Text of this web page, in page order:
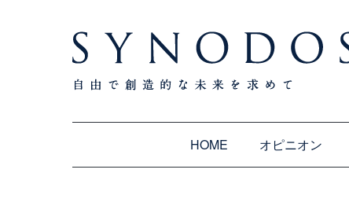
HOME オピニオン